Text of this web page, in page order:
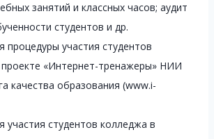
занятий и классных часов; аудит
студентов и др.
процедуры участия студентов
«Интернет-тренажеры» НИИ
качества образования (www.i-
участия студентов колледжа в